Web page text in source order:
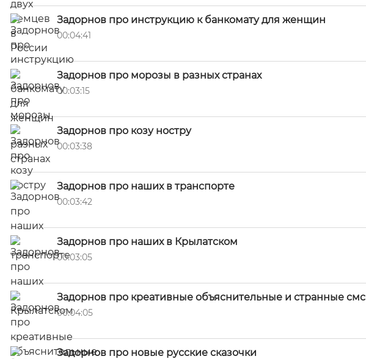
Задорнов про инструкцию к банкомату для женщин
00:04:41
Задорнов про морозы в разных странах
00:03:15
Задорнов про козу ностру
00:03:38
Задорнов про наших в транспорте
00:03:42
Задорнов про наших в Крылатском
00:03:05
Задорнов про креативные объяснительные и странные смс
00:04:05
Задорнов про новые русские сказочки